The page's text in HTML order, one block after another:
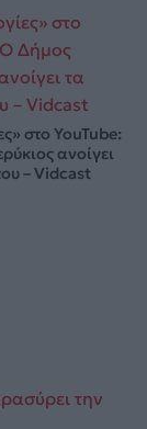
στο YouTube:
ανοίγει
– Vidcast